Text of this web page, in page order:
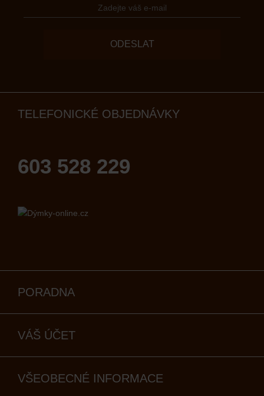
ODESLAT
TELEFONICKÉ OBJEDNÁVKY
603 528 229
PORADNA
VÁŠ ÚČET
VŠEOBECNÉ INFORMACE